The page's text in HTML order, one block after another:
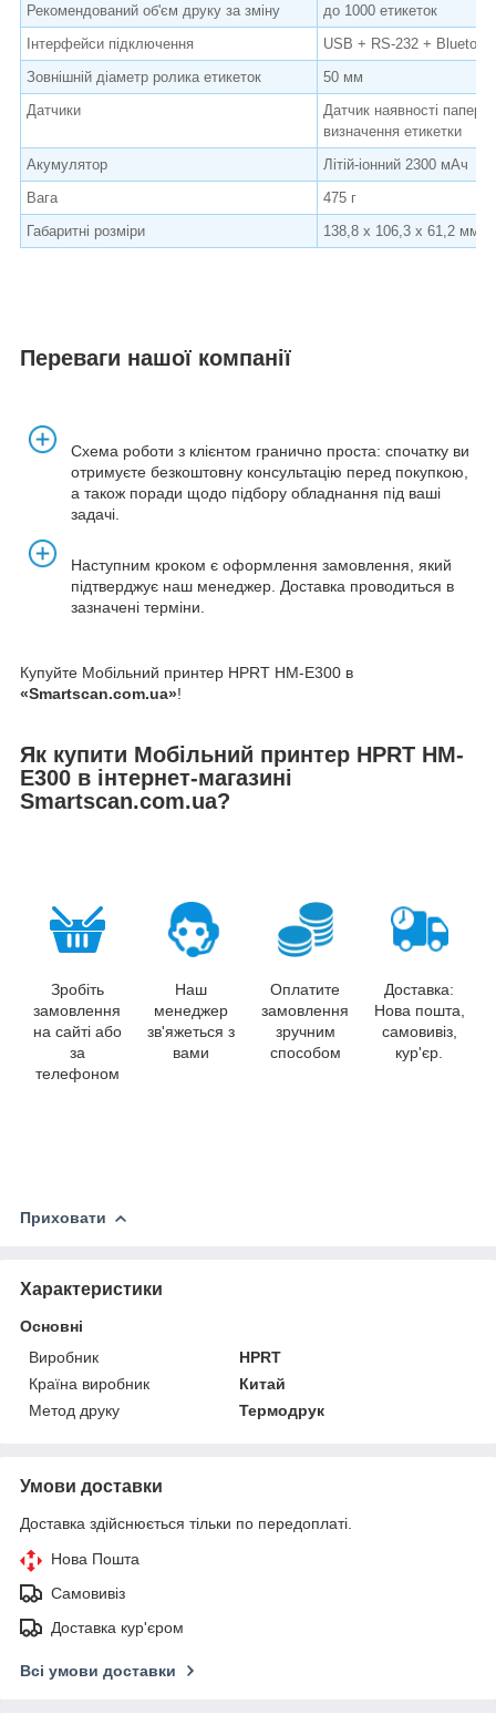
Рекомендований об'єм друку за зміну
до 1000 етикеток
Інтерфейси підключення
USB + RS-232 + Bluetooth
Зовнішній діаметр ролика етикеток
50 мм
Датчики
Датчик наявності
визначення етикетки
Акумулятор
Літій-іонний 2300 мАч
Вага
475 г
Габаритні розміри
138,8 x 106,3 x 61,2 мм
Переваги нашої компанії
Схема роботи з клієнтом гранично проста: спочатку ви
отримуєте безкоштовну консультацію перед покупкою,
а також поради щодо підбору обладнання під ваші
задачі.
Наступним кроком є оформлення замовлення, який
підтверджує наш менеджер. Доставка проводиться в
зазначені терміни.
Купуйте Мобільний принтер HPRT HM-E300 в
«Smartscan.com.ua»!
Як купити Мобільний принтер HPRT HM-
E300 в інтернет-магазині
Smartscan.com.ua?
Зробіть
замовлення
на сайті або
за
телефоном
Наш
менеджер
зв'яжеться з
вами
Оплатите
замовлення
зручним
способом
Доставка:
Нова пошта,
самовивіз,
кур'єр.
Приховати
Характеристики
Основні
Виробник
HPRT
Країна виробник
Китай
Метод друку
Термодрук
Умови доставки
Доставка здійснюється тільки по передоплаті.
Нова Пошта
Самовивіз
Доставка кур'єром
Всі умови доставки